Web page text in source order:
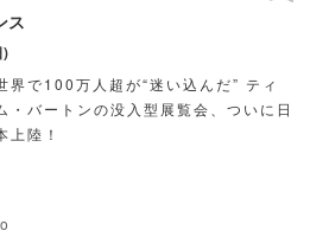
ス
)
界で100万人超が“迷い込んだ” ティ
・バートンの没入型展覧会、ついに日
上陸！